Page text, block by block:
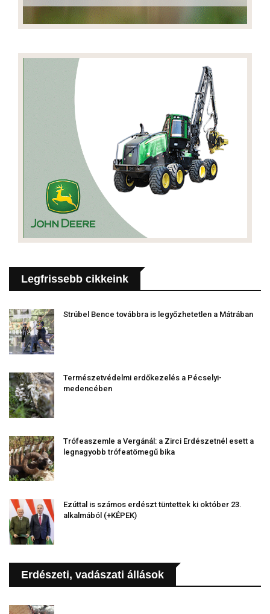
Legfrissebb cikkeink
Strúbel Bence továbbra is legyőzhetetlen a Mátrában
Természetvédelmi erdőkezelés a Pécselyi-
medencében
Trófeaszemle a Vergánál: a Zirci Erdészetnél esett a
legnagyobb trófeatömegű bika
Ezúttal is számos erdészt tüntettek ki október 23.
alkalmából (+KÉPEK)
Erdészeti, vadászati állások